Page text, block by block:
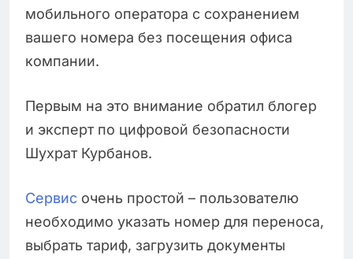
мобильного оператора с сохранением
вашего номера без посещения офиса
компании.
Первым на это внимание обратил блогер
и эксперт по цифровой безопасности
Шухрат Курбанов.
Сервис очень простой – пользователю
необходимо указать номер для переноса,
выбрать тариф, загрузить документы